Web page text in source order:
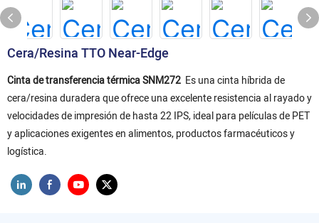
Cera/resina TTO Near-Edge
Cinta de transferencia térmica SNM272 Es una cinta híbrida de
cera/resina duradera que ofrece una excelente resistencia al rayado y
velocidades de impresión de hasta 22 IPS, ideal para películas de PET
y aplicaciones exigentes en alimentos, productos farmacéuticos y
logística.